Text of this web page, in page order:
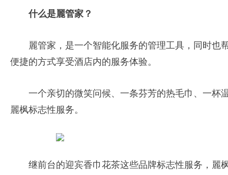
什么是麗管家？
麗管家，是一个智能化服务的管理工具，同时也
便捷的方式享受酒店内的服务体验。
一个亲切的微笑问候、一条芬芳的热毛巾、一杯
麗枫标志性服务。
继前台的迎宾香巾花茶这些品牌标志性服务，麗